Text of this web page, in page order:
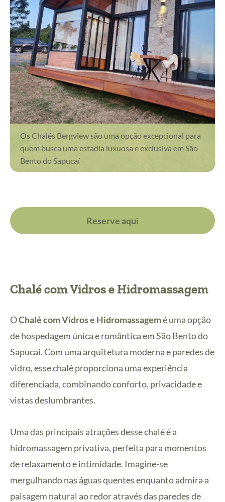
Os Chalés Bergview são uma opção excepcional para
quem busca uma estadia luxuosa e exclusiva em São
Bento do Sapucaí
Reserve aqui
Chalé com Vidros e Hidromassagem
OChalé com Vidros e Hidromassagemé uma opção
de hospedagem única e romântica em São Bento do
Sapucaí. Com uma arquitetura moderna e paredes de
vidro, esse chalé proporciona uma experiência
diferenciada, combinando conforto, privacidade e
vistas deslumbrantes.
Uma das principais atrações desse chalé é a
hidromassagem privativa, perfeita para momentos
de relaxamento e intimidade. Imagine-se
mergulhando nas águas quentes enquanto admira a
paisagem natural ao redor através das paredes de